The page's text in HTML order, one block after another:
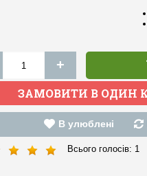
+
В улюблені
Всього голосів: 1